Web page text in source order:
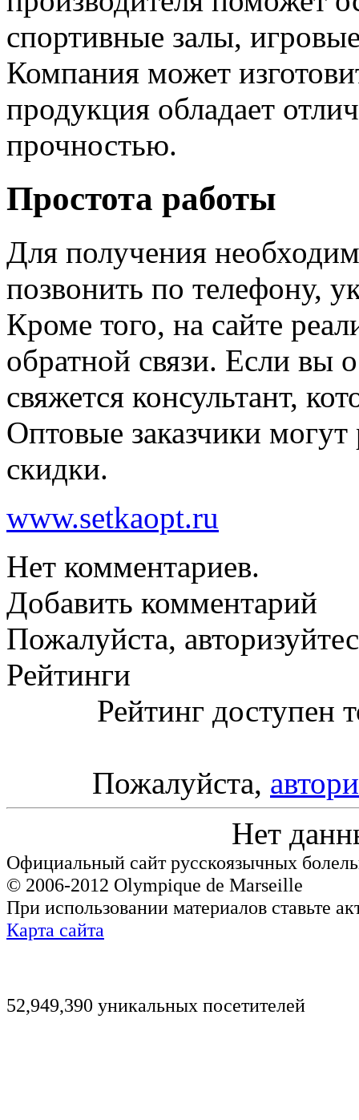
спортивные залы,
Компания может
продукция обладает
прочностью.
Простота работы
Для получения
позвонить по телефону,
Кроме того, на сайте
обратной связи. Если вы
свяжется консультант,
Оптовые заказчики
скидки.
www.setkaopt.ru
Нет комментариев.
Добавить комментарий
Пожалуйста,
Рейтинги
Рейтинг доступен
Пожалуйста,
Нет
Официальный сайт русскоязычных
© 2006-2012 Olympique de Marseille
При использовании материалов ставьте
Карта сайта
52,949,390 уникальных посетителей